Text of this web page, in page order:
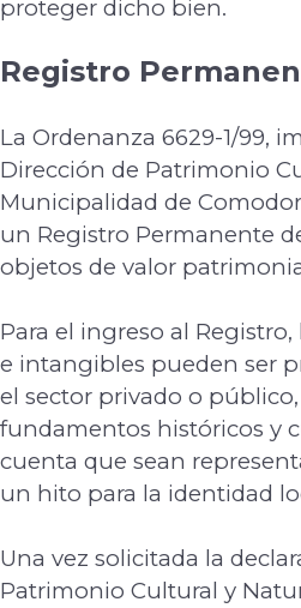
proteger dicho bien.
Registro
La Ordenanza 6629-1/99,
Dirección de Patrimonio
Municipalidad de
un Registro Permanente
objetos de valor
Para el ingreso al
e intangibles pueden ser
el sector privado o
fundamentos históricos y
cuenta que sean
un hito para la identidad
Una vez solicitada la
Patrimonio Cultural y